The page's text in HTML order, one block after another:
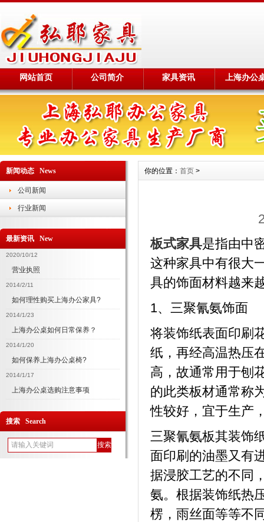
网站首页 公司简介 家具资讯 上海办公
新闻动态 News
公司新闻
行业新闻
最新资讯 New
2020/10/12
营业执照
2014/2/11
如何理性购买上海办公家具?
2014/1/23
上海办公桌如何日常保养？
2014/1/20
如何保养上海办公桌椅?
2014/1/17
上海办公桌选购注意事项
搜索 Search
你的位置： 首页 >
板式家具是指由中
这种家具中有很大
具的饰面材料越来
1、三聚氰氨饰面
将装饰纸表面印刷
纸，再经高温热压
高，故通常用于刨
的此类板材通常称
性较好，宜于生产
三聚氰氨板其装饰
面印刷的油墨又有
据浸胶工艺的不同
氨。根据装饰纸热
楞，雨丝面等等不